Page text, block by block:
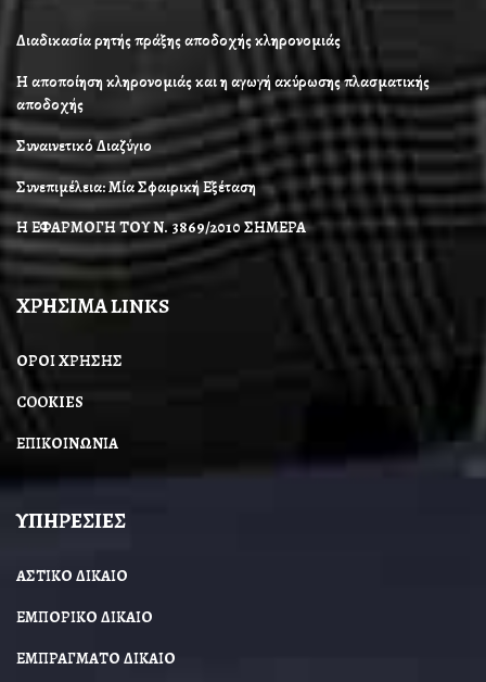
Διαδικασία ρητής πράξης αποδοχής κληρονομιάς
Η αποποίηση κληρονομιάς και η αγωγή ακύρωσης πλασματικής
αποδοχής
Συναινετικό Διαζύγιο
Συνεπιμέλεια: Μία Σφαιρική Εξέταση
Η ΕΦΑΡΜΟΓΗ ΤΟΥ Ν. 3869/2010 ΣΗΜΕΡΑ
ΧΡΗΣΙΜΑ LINKS
ΟΡΟΙ ΧΡΗΣΗΣ
COOKIES
ΕΠΙΚΟΙΝΩΝΙΑ
ΥΠΗΡΕΣΙΕΣ
ΑΣΤΙΚΟ ΔΙΚΑΙΟ
ΕΜΠΟΡΙΚΟ ΔΙΚΑΙΟ
ΕΜΠΡΑΓΜΑΤΟ ΔΙΚΑΙΟ